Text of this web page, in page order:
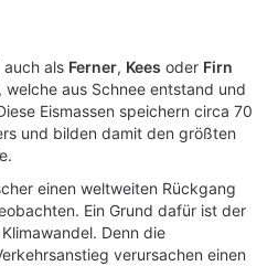
auch als Ferner, Kees oder Firn
welche aus Schnee entstand und
Eismassen speichern circa 70
und bilden damit den größten
einen weltweiten Rückgang
Ein Grund dafür ist der
Denn die
verursachen einen